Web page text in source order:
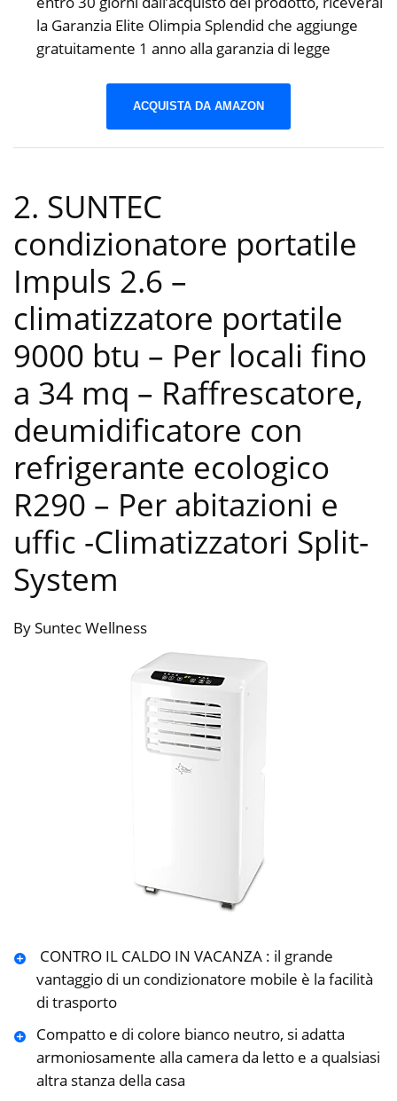
la Garanzia Elite Olimpia Splendid che aggiunge
gratuitamente 1 anno alla garanzia di legge
ACQUISTA DA AMAZON
2. SUNTEC
condizionatore portatile
Impuls 2.6 –
climatizzatore portatile
9000 btu – Per locali fino
a 34 mq – Raffrescatore,
deumidificatore con
refrigerante ecologico
R290 – Per abitazioni e
uffic -Climatizzatori Split-
System
By Suntec Wellness
️ CONTRO IL CALDO IN VACANZA : il grande
vantaggio di un condizionatore mobile è la facilità
di trasporto
Compatto e di colore bianco neutro, si adatta
armoniosamente alla camera da letto e a qualsiasi
altra stanza della casa